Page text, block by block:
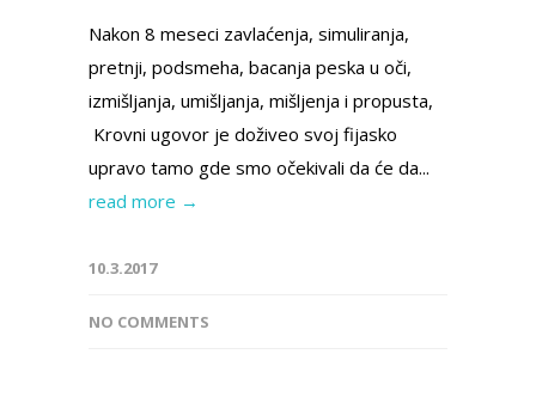
Nakon 8 meseci zavlaćenja, simuliranja,
pretnji, podsmeha, bacanja peska u oči,
izmišljanja, umišljanja, mišljenja i propusta,
Krovni ugovor je doživeo svoj fijasko
upravo tamo gde smo očekivali da će da...
read more →
10.3.2017
NO COMMENTS